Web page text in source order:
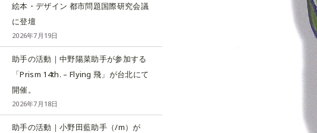
絵本・デザイン 都市問題国際研究会議
に登壇
2026年7月19日
助手の活動｜中野陽菜助手が参加する
「Prism 14th. – Flying 飛」が台北にて
開催。
2026年7月18日
助手の活動｜小野田藍助手（/m）が